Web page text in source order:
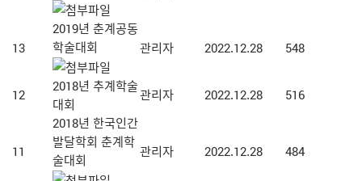
13
2019년 춘계공동
학술대회
관리자 2022.12.28 548
12
2018년 추계학술
대회
관리자 2022.12.28 516
11
2018년 한국인간
발달학회 춘계학
술대회
관리자 2022.12.28 484